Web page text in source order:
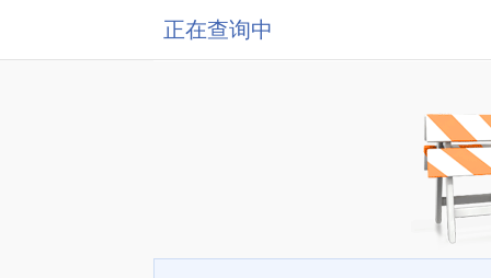
正在查询中